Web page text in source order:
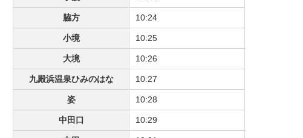
脇方 10:24
小境 10:25
大境 10:26
九殿浜温泉ひみのはな 10:27
姿 10:28
中田口 10:29